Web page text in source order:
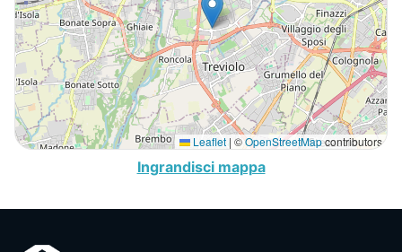
Leaflet | ©OpenStreetMapcontributors
Ingrandisci mappa